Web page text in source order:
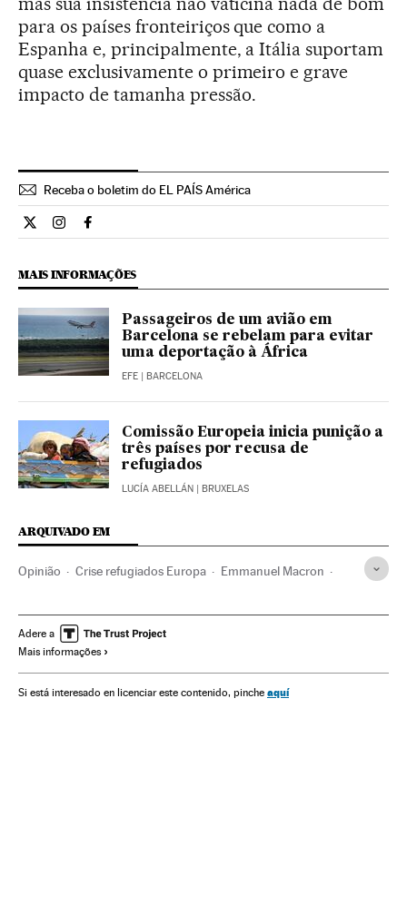
para os países fronteiriços que como a
Espanha e, principalmente, a Itália suportam
quase exclusivamente o primeiro e grave
impacto de tamanha pressão.
Receba o boletim do EL PAÍS América
Opiniao El País Brasil en Twitter
Opiniao El País Brasil en Instagram
Opiniao El País Brasil en Facebook
MAIS INFORMAÇÕES
Passageiros de um avião em
Barcelona se rebelam para evitar
uma deportação à África
EFE | BARCELONA
Comissão Europeia inicia punição a
três países por recusa de
refugiados
LUCÍA ABELLÁN | BRUXELAS
ARQUIVADO EM
Opinião Crise refugiados Europa Emmanuel Macron
Problemas demográficos
Política migração
Migração Política exterior Desastres
Adere a
Mais informações
Si está interesado en licenciar este contenido, pinche aquí